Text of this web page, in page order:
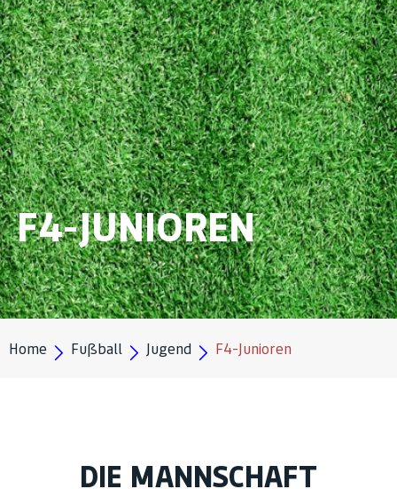
F4-JUNIOREN
Home Fußball Jugend F4-Junioren
DIE MANNSCHAFT